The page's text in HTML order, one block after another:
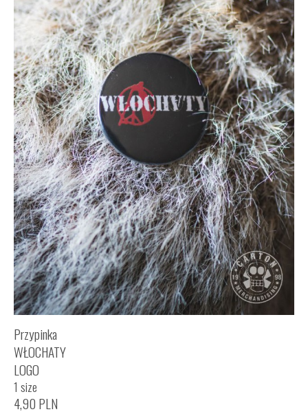
Przypinka
WŁOCHATY
LOGO
1 size
4,90 PLN